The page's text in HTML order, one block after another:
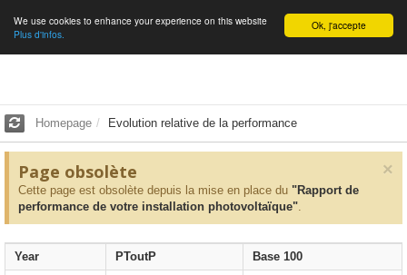
English Ok, j'accepte
We use cookies to enhance your experience on this website
Plus d'infos.
Homepage Evolution relative de la performance
×
Page obsolète
Cette page est obsolète depuis la mise en place du "Rapport de
performance de votre installation photovoltaïque".
Year PToutP
Base 100